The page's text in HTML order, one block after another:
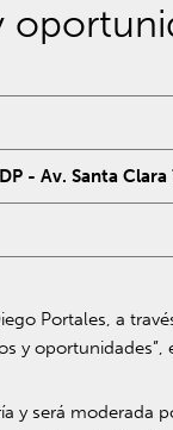
- Av. Santa Clara
Portales, a
y
y será moderada